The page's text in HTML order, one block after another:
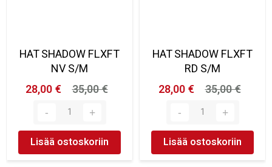
HAT SHADOW FLXFT
NV S/M
28,00 €
35,00 €
Lisää ostoskoriin
HAT SHADOW FLXFT
RD S/M
28,00 €
35,00 €
Lisää ostoskoriin